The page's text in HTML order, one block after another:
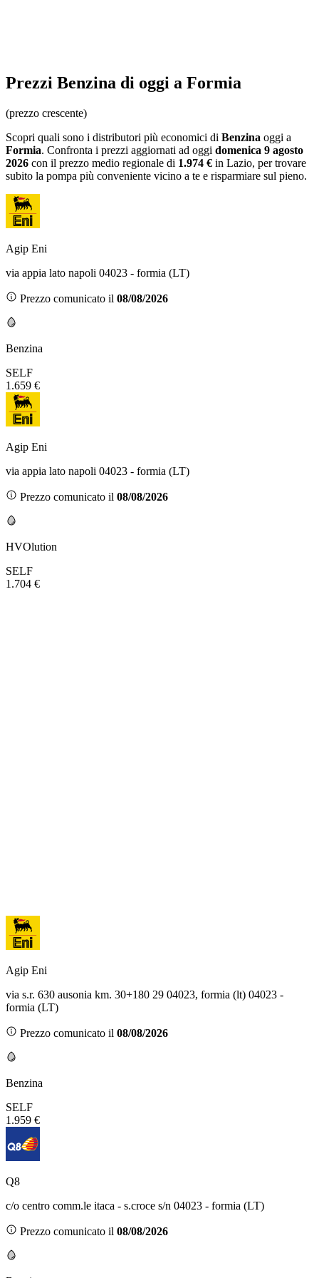
Prezzi Benzina di oggi a Formia
(prezzo crescente)
Scopri quali sono i distributori più economici di Benzina oggi a
Formia. Confronta i prezzi aggiornati ad oggi domenica 9 agosto
2026 con il prezzo medio regionale di 1.974 € in Lazio, per trovare
subito la pompa più conveniente vicino a te e risparmiare sul pieno.
Agip Eni
via appia lato napoli 04023 - formia (LT)
Prezzo comunicato il 08/08/2026
Benzina
SELF
1.659 €
Agip Eni
via appia lato napoli 04023 - formia (LT)
Prezzo comunicato il 08/08/2026
HVOlution
SELF
1.704 €
Agip Eni
via s.r. 630 ausonia km. 30+180 29 04023, formia (lt) 04023 -
formia (LT)
Prezzo comunicato il 08/08/2026
Benzina
SELF
1.959 €
Q8
c/o centro comm.le itaca - s.croce s/n 04023 - formia (LT)
Prezzo comunicato il 08/08/2026